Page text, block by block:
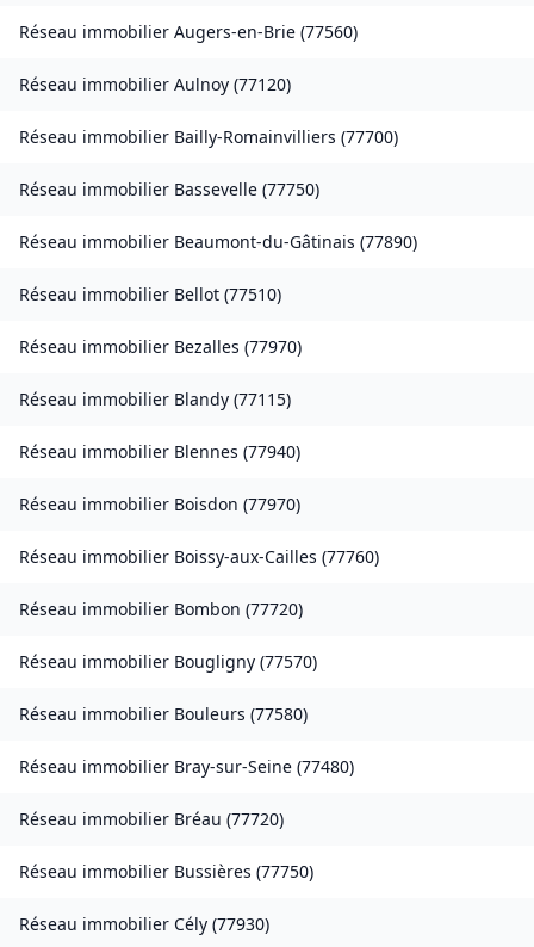
Réseau immobilier Augers-en-Brie (77560)
Réseau immobilier Aulnoy (77120)
Réseau immobilier Bailly-Romainvilliers (77700)
Réseau immobilier Bassevelle (77750)
Réseau immobilier Beaumont-du-Gâtinais (77890)
Réseau immobilier Bellot (77510)
Réseau immobilier Bezalles (77970)
Réseau immobilier Blandy (77115)
Réseau immobilier Blennes (77940)
Réseau immobilier Boisdon (77970)
Réseau immobilier Boissy-aux-Cailles (77760)
Réseau immobilier Bombon (77720)
Réseau immobilier Bougligny (77570)
Réseau immobilier Bouleurs (77580)
Réseau immobilier Bray-sur-Seine (77480)
Réseau immobilier Bréau (77720)
Réseau immobilier Bussières (77750)
Réseau immobilier Cély (77930)